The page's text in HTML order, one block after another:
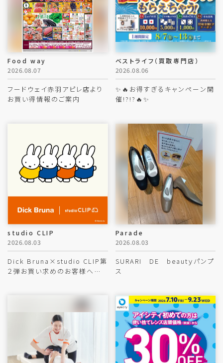
Food way
2026.08.07
フードウェイ赤羽アピレ店より
お買い得情報のご案内
ベストライフ（買取専門店）
2026.08.06
✨🔥お得すぎるキャンペーン開
催!?!?🔥✨
studio CLIP
2026.08.03
Dick Bruna×studio CLIP第
２弾お買い求めのお客様への
Parade
2026.08.03
SURARI DE beautｙパンプ
ス